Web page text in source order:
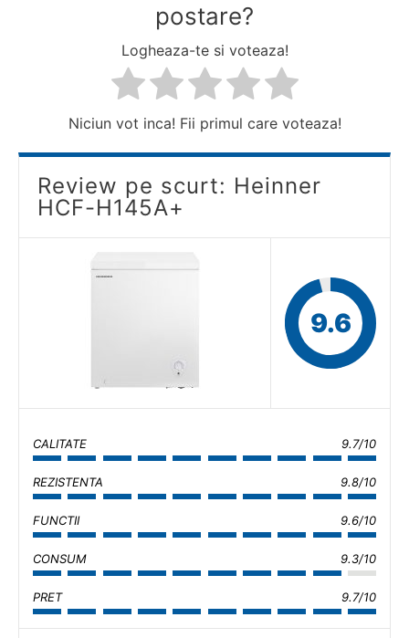
postare?
Logheaza-te si voteaza!
Niciun vot inca! Fii primul care voteaza!
Review pe scurt: Heinner
HCF-H145A+
9.6
CALITATE 9.7/10
REZISTENTA 9.8/10
FUNCTII 9.6/10
CONSUM 9.3/10
PRET 9.7/10